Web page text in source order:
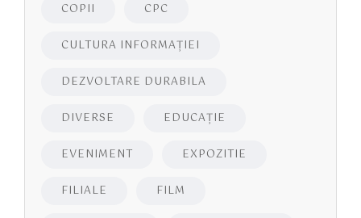
COPII CPC
CULTURA INFORMAŢIEI
DEZVOLTARE DURABILA
DIVERSE EDUCAŢIE
EVENIMENT EXPOZITIE
FILIALE FILM